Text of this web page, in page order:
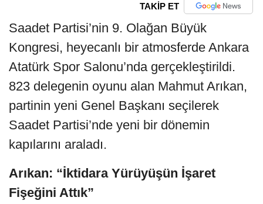
TAKİP ET
Saadet Partisi’nin 9. Olağan Büyük
Kongresi, heyecanlı bir atmosferde Ankara
Atatürk Spor Salonu’nda gerçekleştirildi.
823 delegenin oyunu alan Mahmut Arıkan,
partinin yeni Genel Başkanı seçilerek
Saadet Partisi’nde yeni bir dönemin
kapılarını araladı.
Arıkan: “İktidara Yürüyüşün İşaret
Fişeğini Attık”